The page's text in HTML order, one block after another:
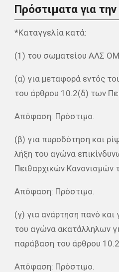
Πρόστιματα για
*Καταγγελία κατά:
(1) του σωματείου ΑΛΣ
(α) για μεταφορά εντός
του άρθρου 10.2(δ) των
Απόφαση: Πρόστιμο.
(β) για πυροδότηση και
λήξη του αγώνα
Πειθαρχικών Κανονισμών
Απόφαση: Πρόστιμο.
(γ) για ανάρτηση πανό
του αγώνα ακατάλληλων
παράβαση του άρθρου
Απόφαση: Πρόστιμο.